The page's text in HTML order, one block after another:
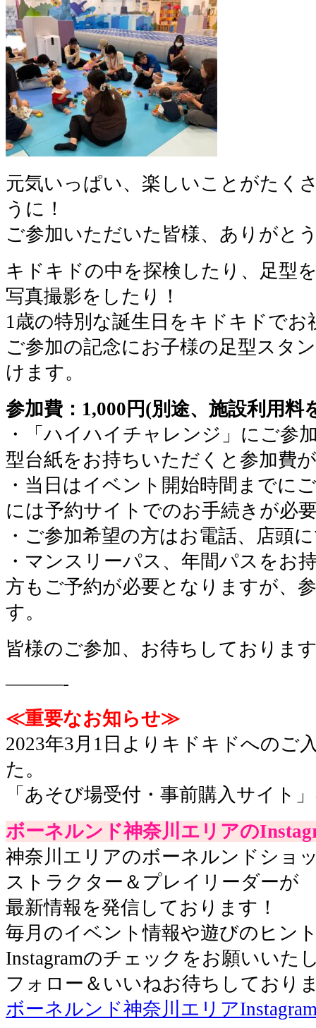
元気いっぱい、楽しいことがたく
うに！
ご参加いただいた皆様、ありがと
キドキドの中を探検したり、足型
写真撮影をしたり！
1歳の特別な誕生日をキドキドで
ご参加の記念にお子様の足型スタ
けます。
参加費：1,000円(別途、施設利用料
・「ハイハイチャレンジ」にご参
型台紙をお持ちいただくと参加費
・当日はイベント開始時間までに
には予約サイトでのお手続きが必
・ご参加希望の方はお電話、店頭
・マンスリーパス、年間パスをお
方もご予約が必要となりますが、
す。
皆様のご参加、お待ちしておりま
———-
≪重要なお知らせ≫
2023年3月1日よりキドキドへのご
た。
「あそび場受付・事前購入サイト
ボーネルンド神奈川エリアの
神奈川エリアのボーネルンドショ
ストラクター＆プレイリーダーが
最新情報を発信しております！
毎月のイベント情報や遊びのヒン
Instagramのチェックをお願いいた
フォロー＆いいねお待ちしており
ボーネルンド神奈川エリア